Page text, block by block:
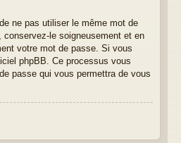
ne pas utiliser le même mot de
le soigneusement et en
votre mot de passe. Si vous
phpBB. Ce processus vous
passe qui vous permettra de vous